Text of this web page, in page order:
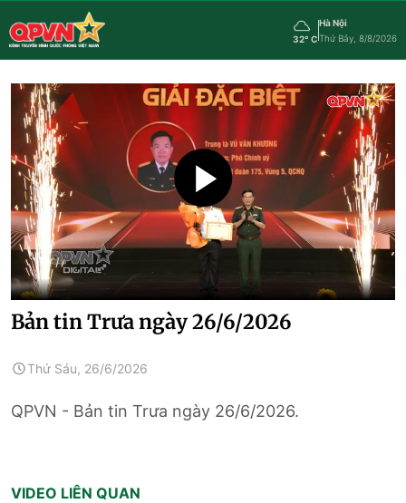
32° C
Hà Nội
Thứ Bảy, 8/8/2026
Bản tin Trưa ngày 26/6/2026
Thứ Sáu, 26/6/2026
QPVN - Bản tin Trưa ngày 26/6/2026.
VIDEO LIÊN QUAN